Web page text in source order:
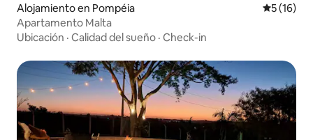
Alojamiento en Pompéia
5 (16)
Apartamento Malta
Ubicación · Calidad del sueño · Check-in